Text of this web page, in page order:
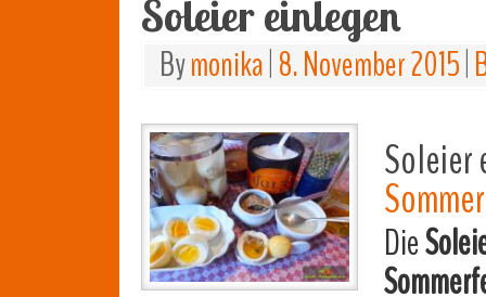
Soleier einlegen
Bymonika 8. November 2015
Soleier
Die